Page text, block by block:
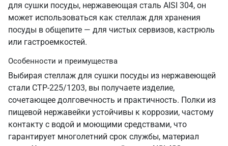
для сушки посуды, нержавеющая сталь AISI 304, он
может использоваться как стеллаж для хранения
посуды в общепите — для чистых сервизов, кастрюль
или гастроемкостей.
Особенности и преимущества
Выбирая стеллаж для сушки посуды из нержавеющей
стали СТР-225/1203, вы получаете изделие,
сочетающее долговечность и практичность. Полки из
пищевой нержавейки устойчивы к коррозии, частому
контакту с водой и моющими средствами, что
гарантирует многолетний срок службы, материал